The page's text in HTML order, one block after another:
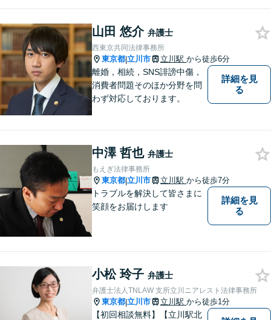
山田 悠介 弁護士
西東京共同法律事務所
東京都|立川市 立川駅 から徒歩6分
離婚，相続，SNS誹謗中傷，
消費者問題そのほか分野を問
わず対応しております。
詳細を見
る
中澤 哲也 弁護士
もえぎ法律事務所
東京都|立川市 立川駅 から徒歩7分
トラブルを解決して皆さまに
笑顔をお届けします
詳細を見
る
小松 玲子 弁護士
弁護士法人TNLAW 支所立川ニアレスト法律事務所
東京都|立川市 立川駅 から徒歩1分
【初回相談無料】【立川駅北